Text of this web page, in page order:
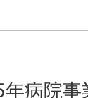
病院事